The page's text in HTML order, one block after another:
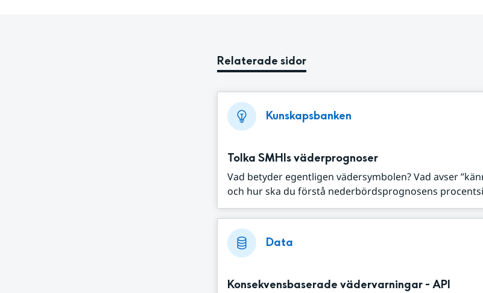
Relaterade sidor
Kunskapsbanken
Tolka SMHIs väderprognoser
Vad betyder egentligen vädersymbolen? Vad avser
och hur ska du förstå nederbördsprognosens
Data
Konsekvensbaserade vädervarningar - API